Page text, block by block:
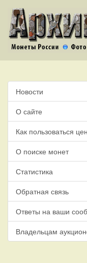
Новости
О сайте
Как пользоваться
О поиске монет
Статистика
Обратная связь
Ответы на ваши
Владельцам